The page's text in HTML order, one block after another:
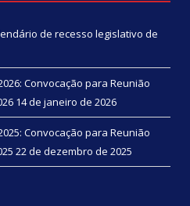
de recesso legislativo de
Convocação para Reunião
14 de janeiro de 2026
Convocação para Reunião
22 de dezembro de 2025